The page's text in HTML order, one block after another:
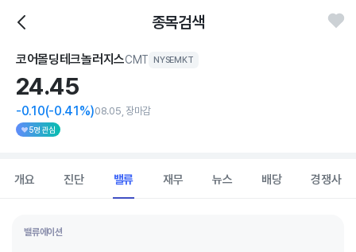
종목검색
코어몰딩테크놀러지스CMT NYSEMKT
24.45
-0.10(-0.41%)08.05, 장마감
5명 관심
개요 진단 밸류 재무 뉴스 배당 경쟁사
밸류에이션